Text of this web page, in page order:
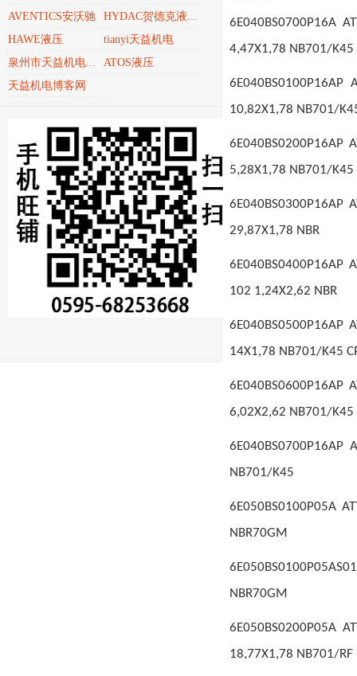
AVENTICS安沃驰 HYDAC贺德克液压技术
HAWE液压 tianyi天益机电
泉州市天益机电贸易有限公司
ATOS液压
天益机电博客网
6E040BS0700P16A
4,47X1,78 NB701/K45
6E040BS0100P16AP
10,82X1,78 NB701/
6E040BS0200P16AP
5,28X1,78 NB701/K45
6E040BS0300P16AP
29,87X1,78 NBR
6E040BS0400P16AP
102 1,24X2,62 NBR
6E040BS0500P16AP
14X1,78 NB701/K45
6E040BS0600P16AP
6,02X2,62 NB701/K45
6E040BS0700P16AP
NB701/K45
6E050BS0100P05A
NBR70GM
NBR70GM
6E050BS0200P05A
18,77X1,78 NB701/RF